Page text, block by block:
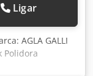
Ligar
AGLA GALLI
Polidora
– Adequada